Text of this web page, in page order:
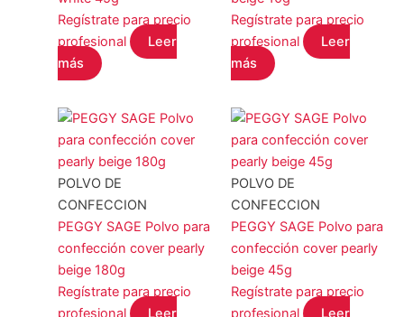
Regístrate para precio
profesional
Leer
más
Regístrate para precio
profesional
Leer
más
POLVO DE
CONFECCION
PEGGY SAGE Polvo para
confección cover pearly
beige 180g
Regístrate para precio
profesional
Leer
POLVO DE
CONFECCION
PEGGY SAGE Polvo para
confección cover pearly
beige 45g
Regístrate para precio
profesional
Leer